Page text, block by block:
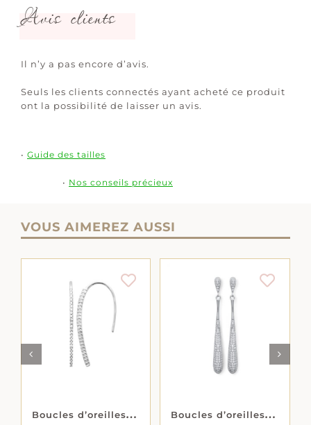
Avis clients
Il n’y a pas encore d’avis.
Seuls les clients connectés ayant acheté ce produit
ont la possibilité de laisser un avis.
• Guide des tailles
• Nos conseils précieux
VOUS AIMEREZ AUSSI
B
oucles d’oreilles « Zyra » – Oxydes de zirconium – Argent rhodié
AJOUTER AU
PANIER
DÉTAILS
B
oucles d’oreilles « Excellence » – Oxydes de zirconium – Argent rhodié
AJOUTER AU
PANIER
/